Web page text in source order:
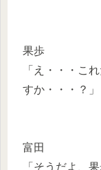
果歩
「え・・・こ
すか・・・？」
富田
「そうだよ、